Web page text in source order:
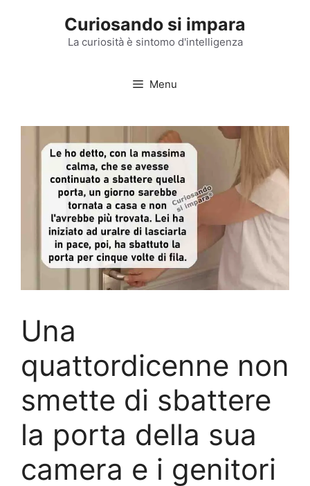
Curiosando si impara
La curiosità è sintomo d'intelligenza
Menu
Una
quattordicenne non
smette di sbattere
la porta della sua
camera e i genitori